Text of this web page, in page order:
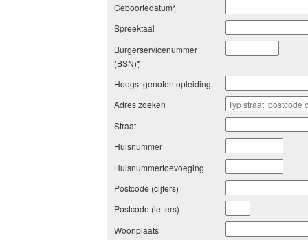
Geboortedatum*
Spreektaal
Burgerservicenummer
(BSN)*
Hoogst genoten opleiding
Adres zoeken
Straat
Huisnummer
Huisnummertoevoeging
Postcode (cijfers)
Postcode (letters)
Woonplaats